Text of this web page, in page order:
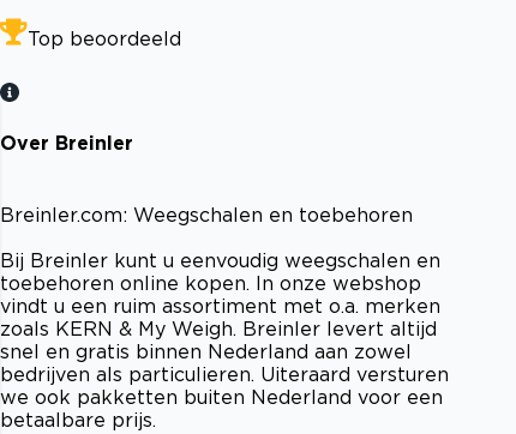
Top beoordeeld
Over Breinler
Breinler.com: Weegschalen en toebehoren
Bij Breinler kunt u eenvoudig weegschalen en
toebehoren online kopen. In onze webshop
vindt u een ruim assortiment met o.a. merken
zoals KERN & My Weigh. Breinler levert altijd
snel en gratis binnen Nederland aan zowel
bedrijven als particulieren. Uiteraard versturen
we ook pakketten buiten Nederland voor een
betaalbare prijs.